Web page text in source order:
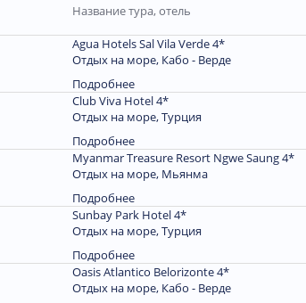
Название тура, отель
Agua Hotels Sal Vila Verde 4*
Отдых на море, Кабо - Верде
Подробнее
Club Viva Hotel 4*
Отдых на море, Турция
Подробнее
Myanmar Treasure Resort Ngwe Saung 4*
Отдых на море, Мьянма
Подробнее
Sunbay Park Hotel 4*
Отдых на море, Турция
Подробнее
Oasis Atlantico Belorizonte 4*
Отдых на море, Кабо - Верде